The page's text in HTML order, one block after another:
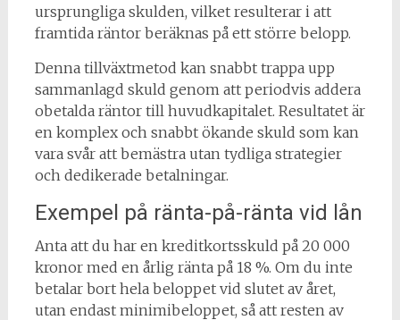
ursprungliga skulden, vilket resulterar i att
framtida räntor beräknas på ett större belopp.
Denna tillväxtmetod kan snabbt trappa upp
sammanlagd skuld genom att periodvis addera
obetalda räntor till huvudkapitalet. Resultatet är
en komplex och snabbt ökande skuld som kan
vara svår att bemästra utan tydliga strategier
och dedikerade betalningar.
Exempel på ränta-på-ränta vid lån
Anta att du har en kreditkortsskuld på 20 000
kronor med en årlig ränta på 18 %. Om du inte
betalar bort hela beloppet vid slutet av året,
utan endast minimibeloppet, så att resten av